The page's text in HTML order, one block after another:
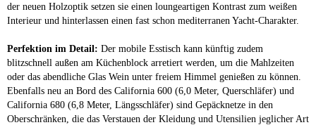
der neuen Holzoptik setzen sie einen loungeartigen Kontrast zum weißen
Interieur und hinterlassen einen fast schon mediterranen Yacht-Charakter.
Perfektion im Detail: Der mobile Esstisch kann künftig zudem
blitzschnell außen am Küchenblock arretiert werden, um die Mahlzeiten
oder das abendliche Glas Wein unter freiem Himmel genießen zu können.
Ebenfalls neu an Bord des California 600 (6,0 Meter, Querschläfer) und
California 680 (6,8 Meter, Längsschläfer) sind Gepäcknetze in den
Oberschränken, die das Verstauen der Kleidung und Utensilien jeglicher Art